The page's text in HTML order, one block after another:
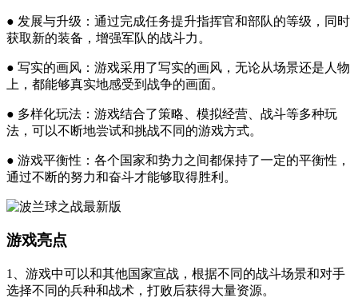
● 发展与升级：通过完成任务提升指挥官和部队的等级，同时
获取新的装备，增强军队的战斗力。
● 写实的画风：游戏采用了写实的画风，无论从场景还是人物
上，都能够真实地感受到战争的画面。
● 多样化玩法：游戏结合了策略、模拟经营、战斗等多种玩
法，可以不断地尝试和挑战不同的游戏方式。
● 游戏平衡性：各个国家和势力之间都保持了一定的平衡性，
通过不断的努力和奋斗才能够取得胜利。
游戏亮点
1、游戏中可以和其他国家宣战，根据不同的战斗场景和对手
选择不同的兵种和战术，打败后获得大量资源。